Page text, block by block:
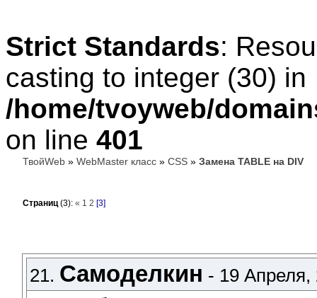
Strict Standards:
casting to integer (30) in
/home/tvoyweb/
on line 401
ТвойWeb »WebMaster класс »CSS »Замена TABLE на DIV
Страниц(3):« 1 2 [3]
21. Самоделкин - 19